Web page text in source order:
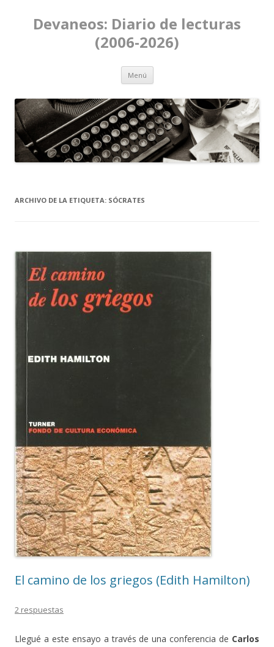
Devaneos: Diario de lecturas
(2006-2026)
Menú Ir al contenido
ARCHIVO DE LA ETIQUETA: SÓCRATES
El camino de los griegos (Edith Hamilton)
2 respuestas
Llegué a este ensayo a través de una conferencia de Carlos